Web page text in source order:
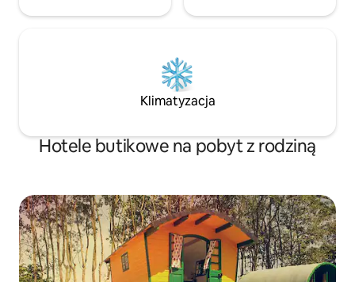
Klimatyzacja
Hotele butikowe na pobyt z rodziną